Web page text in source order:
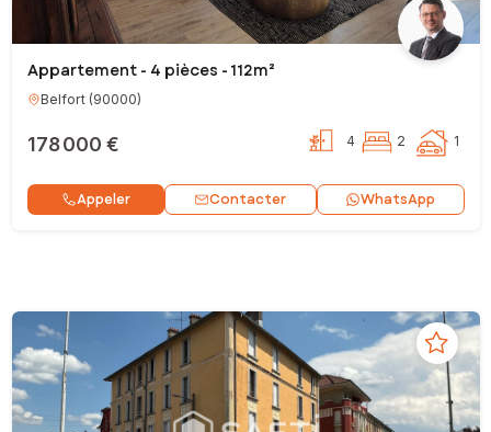
Appartement - 4 pièces - 112m²
Belfort(90000)
178 000 € 4 2 1
Appeler Contacter WhatsApp